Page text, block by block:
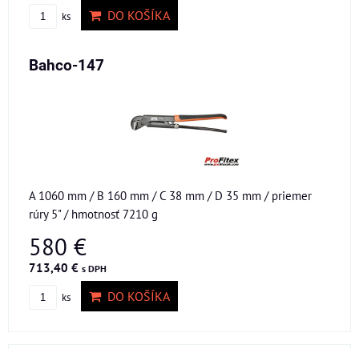
ks DO KOŠÍKA
Bahco-147
A 1060 mm / B 160 mm / C 38 mm / D 35 mm / priemer
rúry 5" / hmotnosť 7210 g
580 €
713,40 € s DPH
ks DO KOŠÍKA